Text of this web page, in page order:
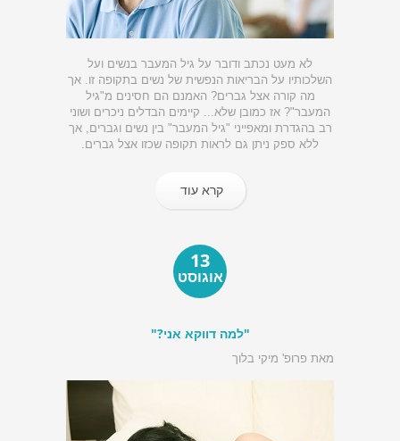
לא מעט נכתב ודובר על גיל המעבר בנשים ועל
השלכותיו על הבריאות הנפשית של נשים בתקופה זו. אך
מה קורה אצל גברים? האמנם הם חסינים מ"גיל
המעבר"? אז כמובן שלא... קיימים הבדלים ניכרים ושוני
רב בהגדרת ומאפייני "גיל המעבר" בין נשים וגברים, אך
ללא ספק ניתן גם לראות תקופה שכזו אצל גברים.
קרא עוד
13
אוגוסט
"למה דווקא אני?"
מאת פרופ' מיקי בלוך